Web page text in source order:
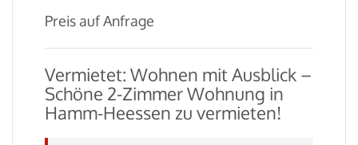
Preis auf Anfrage
Vermietet: Wohnen mit Ausblick –
Schöne 2-Zimmer Wohnung in
Hamm-Heessen zu vermieten!